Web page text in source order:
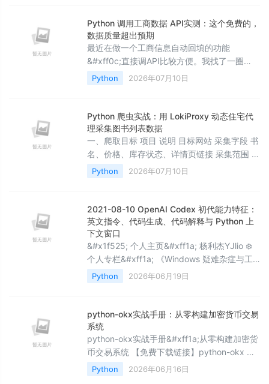
runnable AI application in 10 minutes,
without rebuilding mod
Python 调用工商数据 API实测：这个免费的，
数据质量超出预期
最近在做一个工商信息自动回填的功能
&#xff0c;直接调API比较方便。我找了一圈
&#xff0c;发现一个非常省心的企业数据
API&#xff0c;不仅免费&#xff0c;数据质量还出
友。 点击了解更多注册就送1000次免费调用
其他企业数据的服务商也有试用&#xff0c;但都
抠抠搜搜的。这家的免费额度给得很足
&#xff0c;而且不会卡你&#xff1a;
Python 2026年07月10日
Python 爬虫实战：用 LokiProxy 动态住宅代
理采集图书列表数据
一、爬取目标 项目 说明 目标网站 采集字段 书
名、价格、库存状态、详情页链接 采集范围 全
站 50 页图书列表 输出格式 books.csv 点击体
验#xff0c;无登录、无验证码&#xff0c;页面结构
Python 2026年07月10日
2021-08-10 OpenAI Codex 初代能力特征：
英文指令、代码生成、代码解释与 Python 上
下文窗口
&#x1f525; 个人主页&#xff1a; 杨利杰YJlio ❄️
个人专栏&#xff1a; 《Windows 疑难杂症与工
单复盘案例库》 《Sysinternals实战教程》
《WINDOWS教程》 《Windows
《超简单&#xff1a;用Python让Excel飞起来》
&#x1f31f; 让
Python 2026年06月19日
python-okx实战手册：从零构建加密货币交易
系统
python-okx实战手册&#xff1a;从零构建加密货
币交易系统 【免费下载链接】python-okx 项
目地址: 还在为复杂的加密货币API集成而头疼
吗&#xff1f;想用Python快速搭建自己的量化交
Python 2026年06月16日